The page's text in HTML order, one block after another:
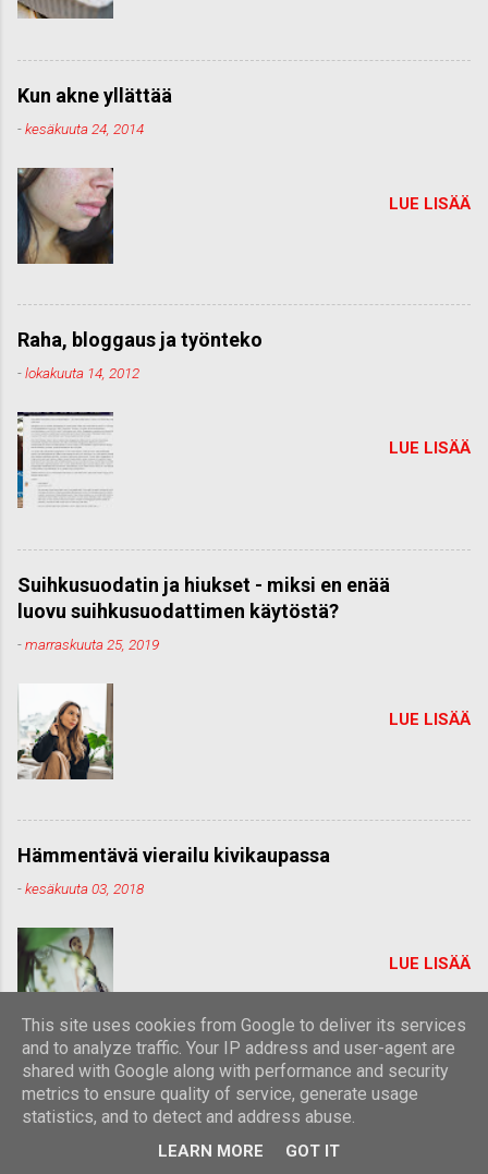
Kun akne yllättää
-kesäkuuta 24, 2014
LUE LISÄÄ
Raha, bloggaus ja työnteko
-lokakuuta 14, 2012
LUE LISÄÄ
Suihkusuodatin ja hiukset - miksi en enää
luovu suihkusuodattimen käytöstä?
-marraskuuta 25, 2019
LUE LISÄÄ
Hämmentävä vierailu kivikaupassa
-kesäkuuta 03, 2018
LUE LISÄÄ
Sisällön tarjoaa Blogger
This site uses cookies from Google to deliver its services
and to analyze traffic. Your IP address and user-agent are
shared with Google along with performance and security
metrics to ensure quality of service, generate usage
statistics, and to detect and address abuse.
LEARN MORE GOT IT